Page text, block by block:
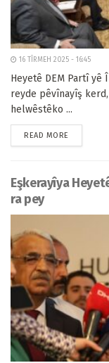
16 TÎRMEH 2025 - 16:45
Heyetê DEM Partî
reyde pêvînayîş
helwêstêko ...
READ MORE
Eşkerayîya
ra pey